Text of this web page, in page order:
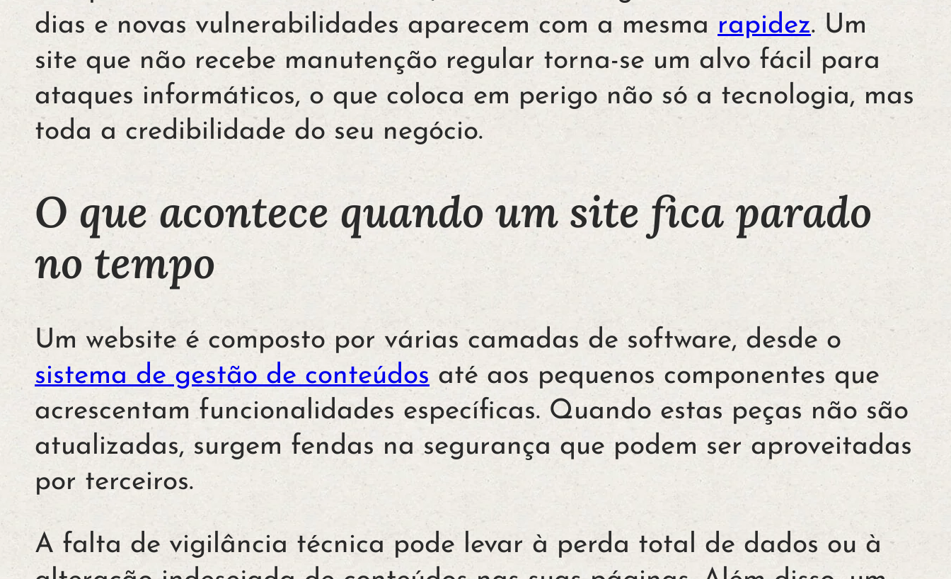
dias e novas vulnerabilidades aparecem com a mesma rapidez. Um
site que não recebe manutenção regular torna-se um alvo fácil para
ataques informáticos, o que coloca em perigo não só a tecnologia, mas
toda a credibilidade do seu negócio.
O que acontece quando um site fica parado
no tempo
Um website é composto por várias camadas de software, desde o
sistema de gestão de conteúdos até aos pequenos componentes que
acrescentam funcionalidades específicas. Quando estas peças não são
atualizadas, surgem fendas na segurança que podem ser aproveitadas
por terceiros.
A falta de vigilância técnica pode levar à perda total de dados ou à